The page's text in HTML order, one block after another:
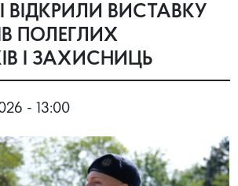
ВІДКРИЛИ ВИСТАВКУ
ПОЛЕГЛИХ
І ЗАХИСНИЦЬ
- 13:00